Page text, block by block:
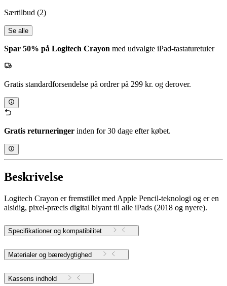
Særtilbud (2)
Se alle
Spar 50% på Logitech Crayon med udvalgte iPad-tastaturetuier
Gratis standardforsendelse på ordrer på 299 kr. og derover.
Gratis returneringer inden for 30 dage efter købet.
Beskrivelse
Logitech Crayon er fremstillet med Apple Pencil-teknologi og er en
alsidig, pixel-præcis digital blyant til alle iPads (2018 og nyere).
Specifikationer og kompatibilitet
Materialer og bæredygtighed
Kassens indhold